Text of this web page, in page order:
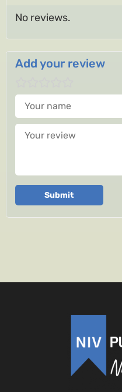
No reviews.
Add your review
Your name
Your review
Submit